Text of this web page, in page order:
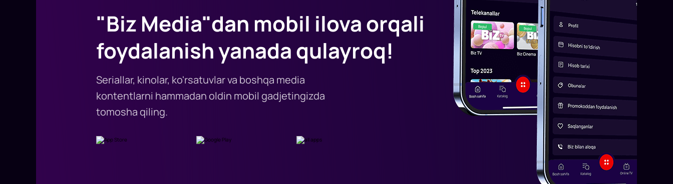
"Biz Media"dan mobil ilova orqali
foydalanish yanada qulayroq!
Seriallar, kinolar, ko'rsatuvlar va boshqa media
kontentlarni hammadan oldin mobil gadjetingizda
tomosha qiling.